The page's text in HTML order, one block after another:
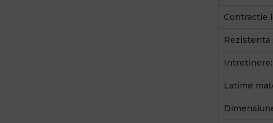
Contractie
Rezistenta
Intretinere:
Latime